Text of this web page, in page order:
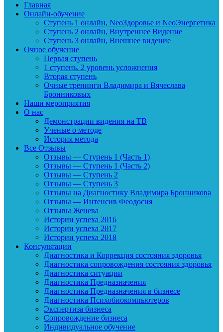
Главная
Онлайн-обучение
Ступень 1 онлайн, NeoЗдоровье и NeoЭнергетика
Ступень 2 онлайн, Внутреннее Видение
Ступень 3 онлайн, Внешнее видение
Очное обучение
Первая ступень
1 ступень. 2 уровень усложнения
Вторая ступень
Очные тренинги Владимира и Вячеслава
Бронниковых
Наши мероприятия
О нас
Демонстрации видения на ТВ
Ученые о методе
История метода
Все Отзывы
Отзывы — Ступень 1 (Часть 1)
Отзывы — Ступень 1 (Часть 2)
Отзывы — Ступень 2
Отзывы — Ступень 3
Отзывы на Диагностику Владимира Бронникова
Отзывы — Интенсив Феодосия
Отзывы Женева
Истории успеха 2016
Истории успеха 2017
Истории успеха 2018
Консультации
Диагностика и Коррекция состояния здоровья
Диагностика сопровождения состояния здоровья
Диагностика ситуации
Диагностика Предназначения
Диагностика Предназначения в бизнесе
Диагностика Психобиокомпьютеров
Экспертиза бизнеса
Сопровождение бизнеса
Индивидуальное обучение